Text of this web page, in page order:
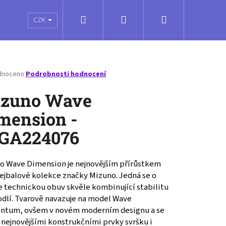
poukazy Obchodní podmínky Kontakty
CZK Přihlášení
Podrobnosti hodnocení
Wave
-
Wave Dimension je nejnovějším přírůstkem
kolekce značky Mizuno. Jedná se o
technickou obuv skvěle kombinující stabilitu
Tvarově navazuje na model Wave
ovšem v novém moderním designu a se
konstrukčními prvky svršku i
PRO MID -